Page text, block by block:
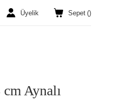
Üyelik Sepet ()
Aynalı